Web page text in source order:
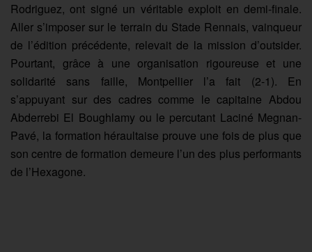
Rodriguez, ont signé un véritable exploit en demi-finale.
Aller s’imposer sur le terrain du Stade Rennais, vainqueur
de l’édition précédente, relevait de la mission d’outsider.
Pourtant, grâce à une organisation rigoureuse et une
solidarité sans faille, Montpellier l’a fait (2-1). En
s’appuyant sur des cadres comme le capitaine Abdou
Abderrebi El Boughlamy ou le percutant Laciné Megnan-
Pavé, la formation héraultaise prouve une fois de plus que
son centre de formation demeure l’un des plus performants
de l’Hexagone.